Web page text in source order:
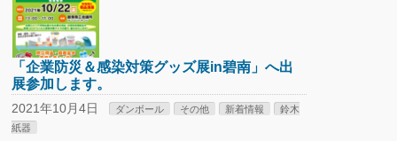
「企業防災＆感染対策グッズ展in碧南」へ出
展参加します。
2021年10月4日 ダンボール その他 新着情報
鈴木
紙器